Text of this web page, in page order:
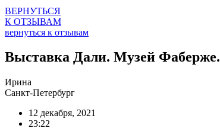
ВЕРНУТЬСЯ
К ОТЗЫВАМ
вернуться к отзывам
Выставка Дали. Музей Фаберже.
Ирина
Санкт-Петербург
12 декабря, 2021
23:22